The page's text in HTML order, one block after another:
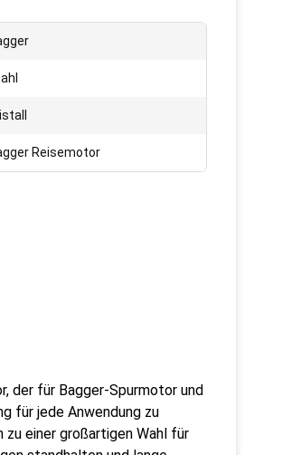
Reisemotor
der für Bagger-Spurmotor und
für jede Anwendung zu
einer großartigen Wahl für